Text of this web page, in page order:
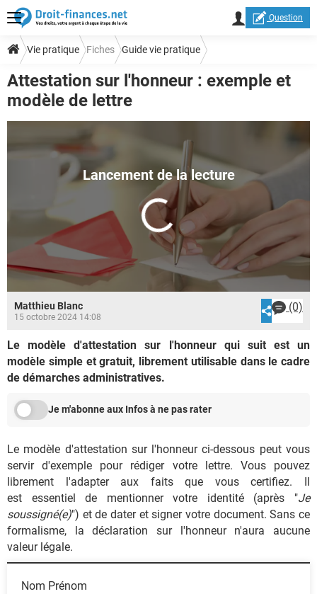
Question
Vie pratique Fiches Guide vie pratique
Modèles de lettres vie pratique
Attestation sur l'honneur : exemple et
modèle de lettre
Matthieu Blanc
15 octobre 2024 14:08
(0)
Le modèle d'attestation sur l'honneur qui suit est un
modèle simple et gratuit, librement utilisable dans le cadre
de démarches administratives.
Je m'abonne aux Infos à ne pas rater
Le modèle d'attestation sur l'honneur ci-dessous peut vous
servir d'exemple pour rédiger votre lettre. Vous pouvez
librement l'adapter aux faits que vous certifiez. Il
est essentiel de mentionner votre identité (après "Je
soussigné(e)") et de dater et signer votre document. Sans ce
formalisme, la déclaration sur l'honneur n'aura aucune
valeur légale.
Nom Prénom